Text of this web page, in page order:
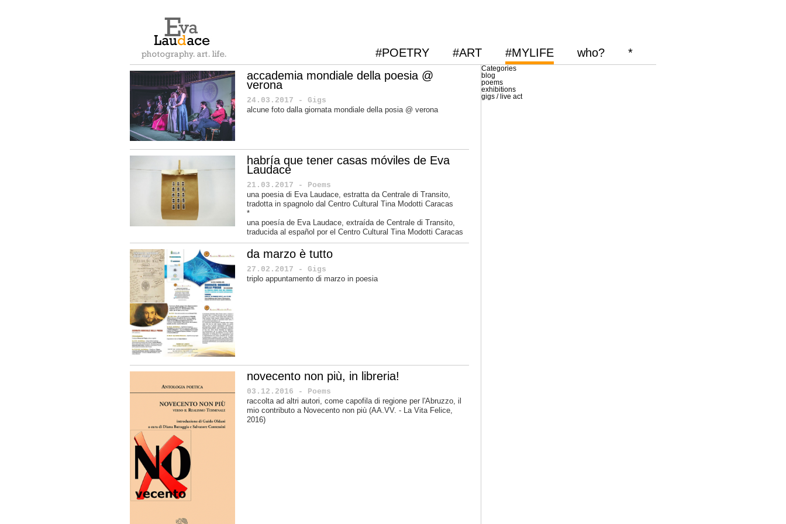
#POETRY #ART #MYLIFE who?
*
accademia mondiale della poesia @
verona
24.03.2017 - Gigs
alcune foto dalla giornata mondiale della posia @ verona
habría que tener casas móviles de Eva
Laudace
21.03.2017 - Poems
una poesia di Eva Laudace, estratta da Centrale di Transito,
tradotta in spagnolo dal Centro Cultural Tina Modotti Caracas
*
una poesía de Eva Laudace, extraída de Centrale di Transito,
traducida al español por el Centro Cultural Tina Modotti Caracas
da marzo è tutto
27.02.2017 - Gigs
triplo appuntamento di marzo in poesia
novecento non più, in libreria!
03.12.2016 - Poems
raccolta ad altri autori, come capofila di regione per l'Abruzzo, il
mio contributo a Novecento non più (AA.VV. - La Vita Felice,
2016)
Categories
blog
poems
exhibitions
gigs / live act